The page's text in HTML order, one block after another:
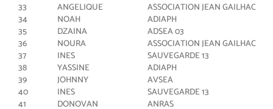
33
ANGELIQUE
ASSOCIATION JEAN GAILHAC
34
NOAH
ADIAPH
35
DZAINA
ADSEA 03
36
NOURA
ASSOCIATION JEAN GAILHAC
37
INES
SAUVEGARDE 13
38
YASSINE
ADIAPH
39
JOHNNY
AVSEA
40
INES
SAUVEGARDE 13
41
DONOVAN
ANRAS